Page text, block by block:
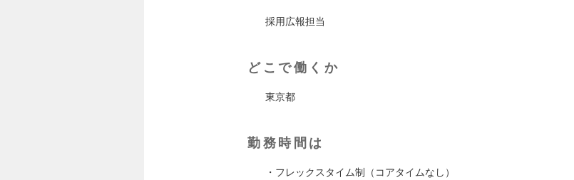
採用広報担当
どこで働くか
東京都
勤務時間は
・フレックスタイム制（コアタイムなし）